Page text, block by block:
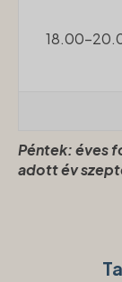
18.00-
Péntek: éves
adott év